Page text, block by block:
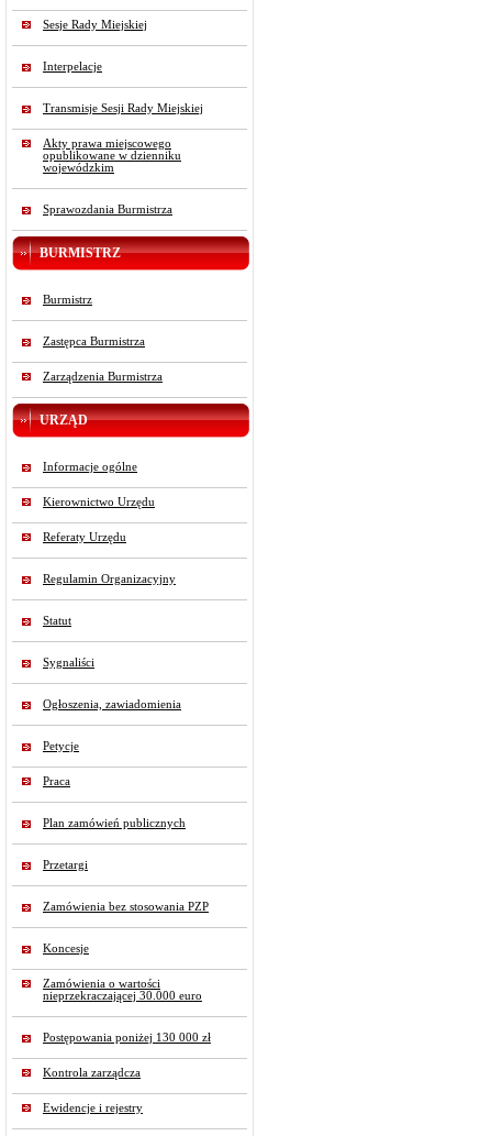
Sesje Rady Miejskiej
Interpelacje
Transmisje Sesji Rady Miejskiej
Akty prawa miejscowego
opublikowane w dzienniku
wojewódzkim
Sprawozdania Burmistrza
BURMISTRZ
Burmistrz
Zastępca Burmistrza
Zarządzenia Burmistrza
URZĄD
Informacje ogólne
Kierownictwo Urzędu
Referaty Urzędu
Regulamin Organizacyjny
Statut
Sygnaliści
Ogłoszenia, zawiadomienia
Petycje
Praca
Plan zamówień publicznych
Przetargi
Zamówienia bez stosowania PZP
Koncesje
Zamówienia o wartości
nieprzekraczającej 30.000 euro
Postępowania poniżej 130 000 zł
Kontrola zarządcza
Ewidencje i rejestry